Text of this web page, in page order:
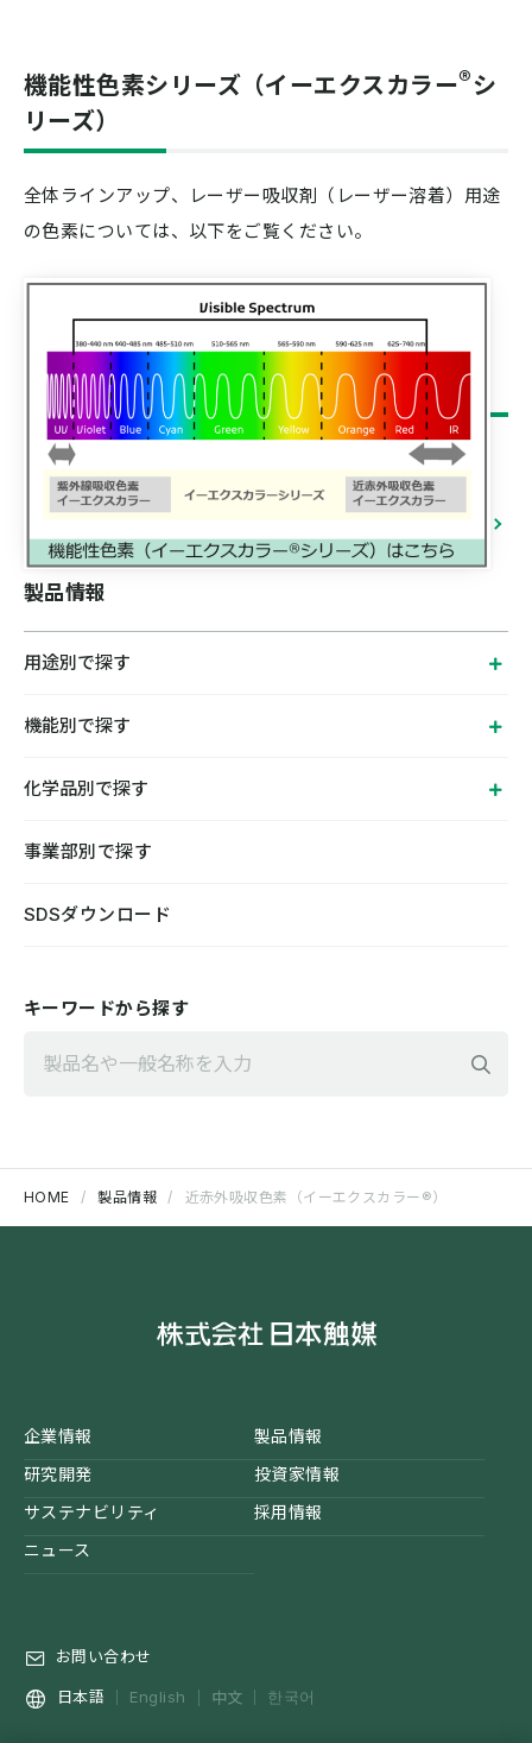
HOME 製品情報 近赤外吸収色素（イーエクスカラー®）
機能性色素シリーズ（イーエクスカラー®シ
リーズ）
全体ラインアップ、レーザー吸収剤（レーザー溶着）用途
の色素については、以下をご覧ください。
製品情報
用途別で探す
機能別で探す
化学品別で探す
事業部別で探す
SDSダウンロード
キーワードから探す
企業情報
製品情報
研究開発
投資家情報
サステナビリティ
採用情報
ニュース
お問い合わせ
日本語 English 中文 한국어